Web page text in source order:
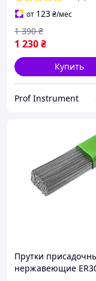
от 123₴/мес
1 230₴
1 390 ₴
Купить
Prof Instrument
Прутки
нержавеющие